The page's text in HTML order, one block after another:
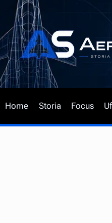
Salta
contenuto
Home Storia Focus